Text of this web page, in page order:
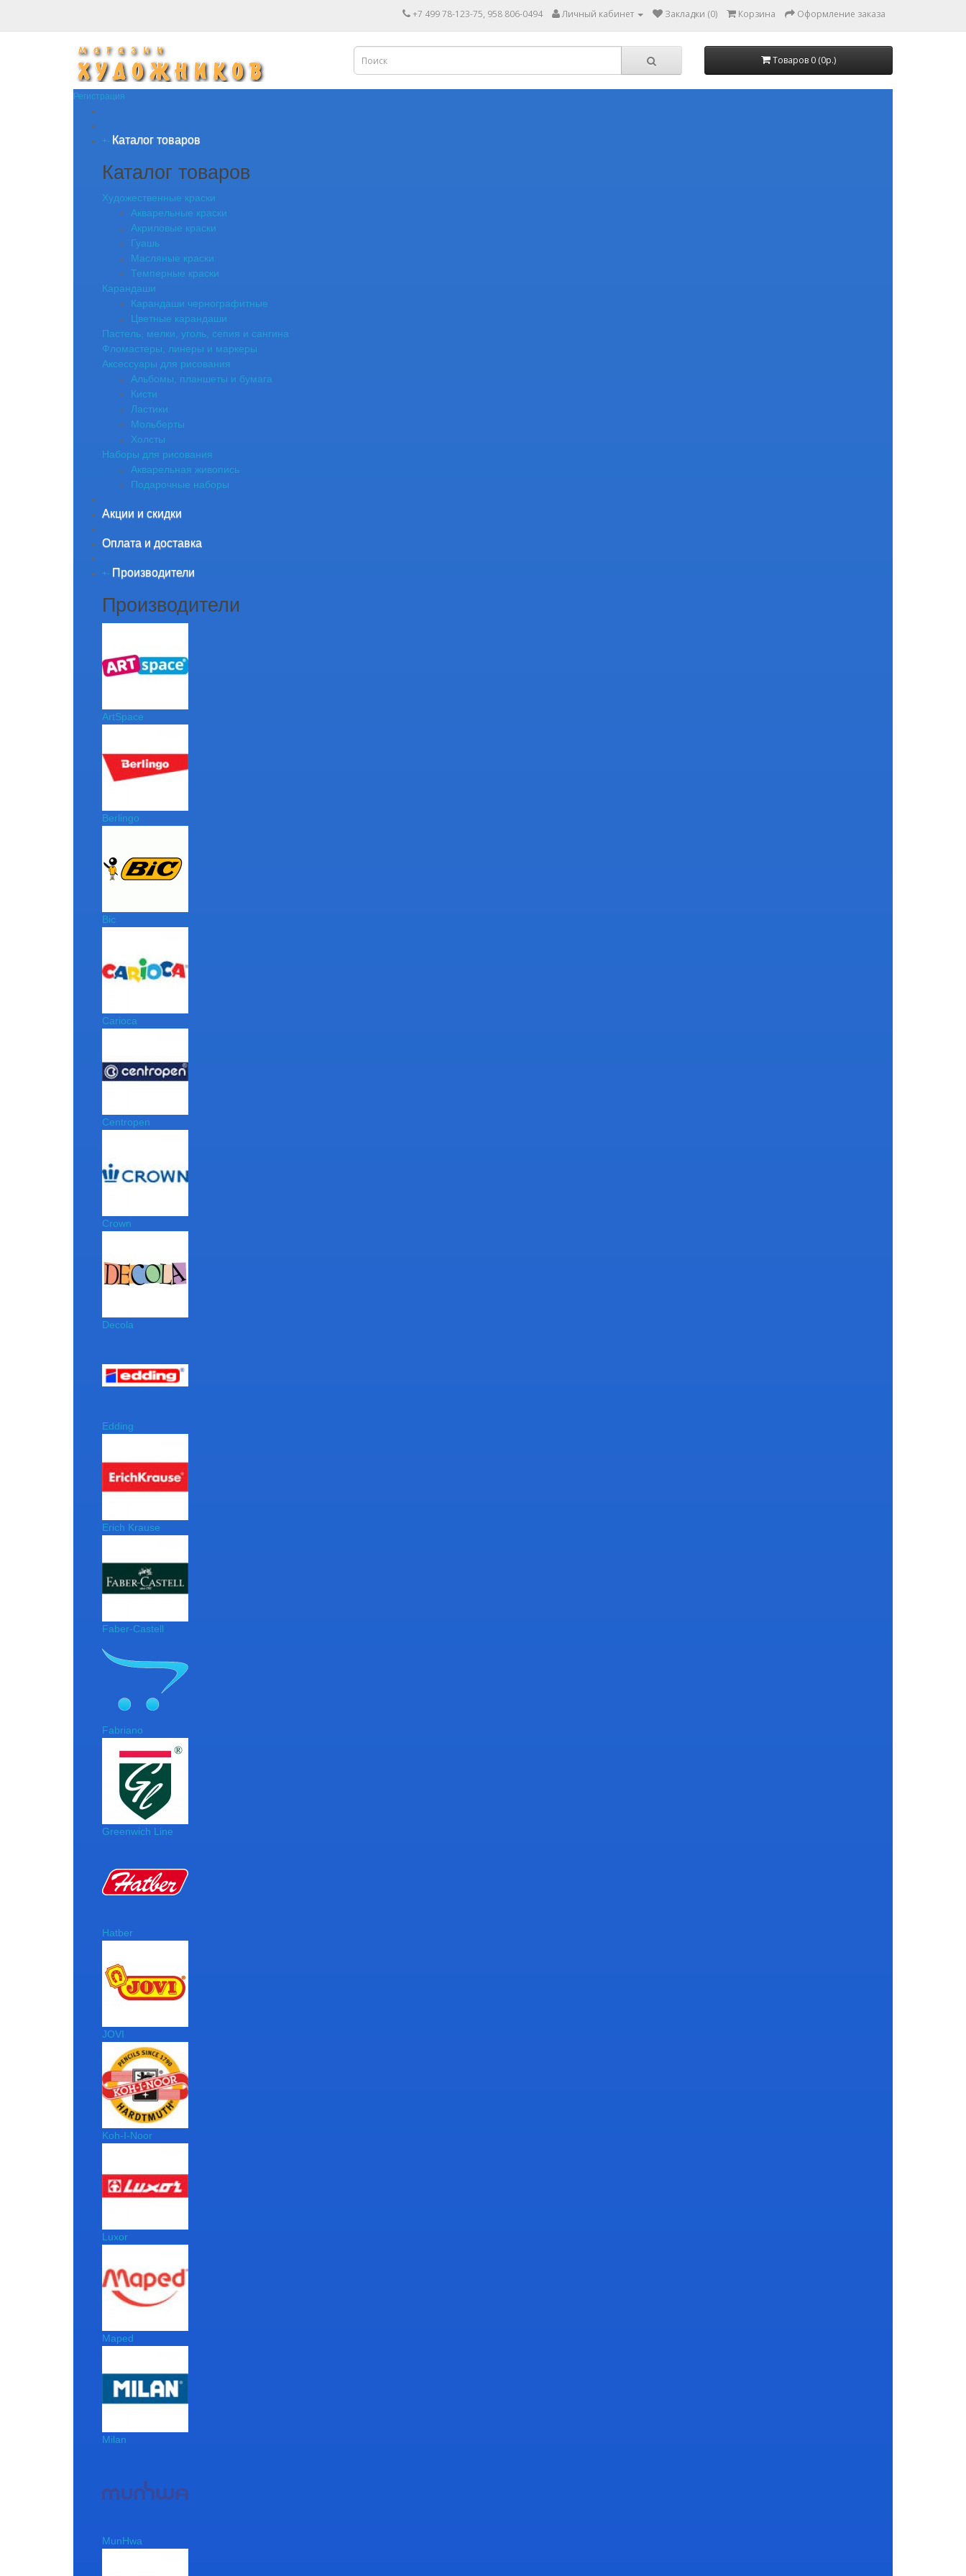
+7 499 78-123-75, 958 806-0494 Личный кабинет Закладки (0) Корзина Оформление заказа
Товаров 0 (0р.)
Регистрация
+- Каталог товаров
Каталог товаров
Художественные краски
Акварельные краски
Акриловые краски
Гуашь
Масляные краски
Темперные краски
Карандаши
Карандаши чернографитные
Цветные карандаши
Пастель, мелки, уголь, сепия и сангина
Фломастеры, линеры и маркеры
Аксессуары для рисования
Альбомы, планшеты и бумага
Кисти
Ластики
Мольберты
Холсты
Наборы для рисования
Акварельная живопись
Подарочные наборы
Акции и скидки
Оплата и доставка
+- Производители
Производители
ArtSpace
Berlingo
Bic
Carioca
Centropen
Crown
Decola
Edding
Erich Krause
Faber-Castell
Fabriano
Greenwich Line
Hatber
JOVI
Koh-I-Noor
Luxor
Maped
Milan
MunHwa